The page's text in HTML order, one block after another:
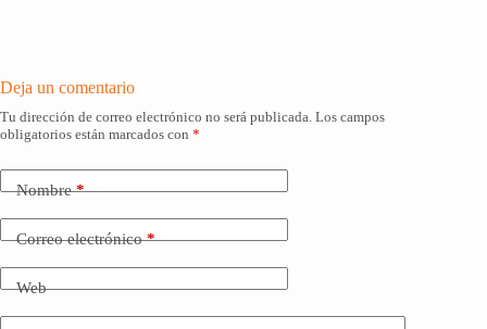
Deja un comentario
Tu dirección de correo electrónico no será publicada. Los campos
obligatorios están marcados con *
Nombre*
Correo electrónico*
Web